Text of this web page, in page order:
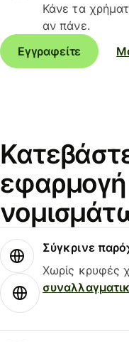
Κάνε τα
αν πάνε.
Εγγραφείτε
Σύγκρινε
Χωρίς κρυφές